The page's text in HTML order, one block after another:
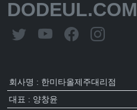
DODEUL.COM
회사명 : 한미타올제주대리점
대표 : 양창윤